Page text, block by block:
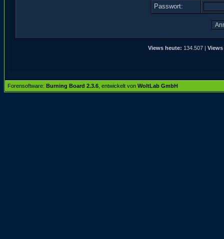
Passwort:
Views heute: 134.507 |
Forensoftware: Burning Board 2.3.6 , entwickelt von WoltLab GmbH